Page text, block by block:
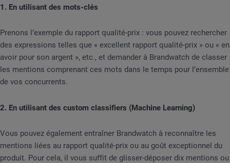
1. En utilisant des mots-clés
Prenons l’exemple du rapport qualité-prix : vous pouvez rechercher
des expressions telles que « excellent rapport qualité-prix » ou « en
avoir pour son argent », etc., et demander à Brandwatch de classer
les mentions comprenant ces mots dans le temps pour l’ensemble
de vos concurrents.
2. En utilisant des custom classifiers (Machine Learning)
Vous pouvez également entraîner Brandwatch à reconnaître les
mentions liées au rapport qualité-prix ou au goût exceptionnel du
produit. Pour cela, il vous suffit de glisser-déposer dix mentions ou